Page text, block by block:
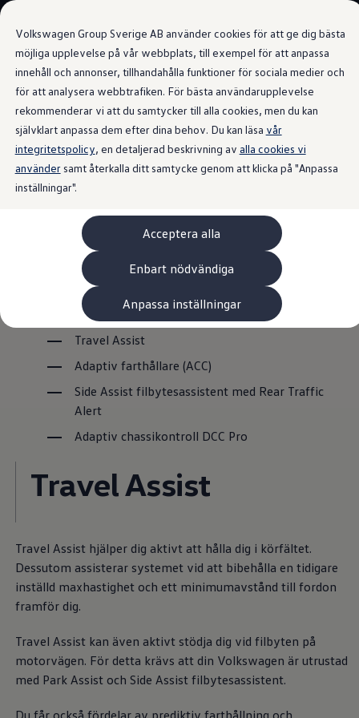
Volkswagen Group Sverige AB använder cookies för att ge dig bästa
möjliga upplevelse på vår webbplats, till exempel för att anpassa
innehåll och annonser, tillhandahålla funktioner för sociala medier och
för att analysera webbtrafiken. För bästa användarupplevelse
rekommenderar vi att du samtycker till alla cookies, men du kan
självklart anpassa dem efter dina behov. Du kan läsa vår
integritetspolicy, en detaljerad beskrivning av alla cookies vi
användersamt återkalla ditt samtycke genom att klicka på "Anpassa
inställningar".
Acceptera alla
Enbart nödvändiga
Anpassa inställningar
Gå till
huvudinnehåll
Gå till
sidfot
Bygg din bil
Nya bilar i lager
Golf Sportscombi
Pressen testar Golf Sportscombi
Lär dig om våra modellversioner
Boka provkörning
Äga
Service
Originalservice
Originalservice 4+
Skadereparation
ServiceCam
Service av elbilar
Tillbehör
Interiör- och exteriörskydd
Underhållning och elektronik
Laddbox och laddningskablar
Däck och fälg
Originaldelar
Bytesdelar
Classic Parts
Frågor och svar
Reseförsäkring
Varnings- och kontrollampor
Återkallelser
2G/3G-nätet stängs ned – hur påverkas min
Dieselfrågan
Mjukvaruuppdatering för förbränningsbilar
Hitta serviceverkstad
Information om myVolkswagen
Hjälp med appar och digitala tjänster
Navigation Map Update
Digital Instruktionsbok
Uppdateringar för elbilar
Förarassistanssytem
Överblick över
förarassistanssystem till
Tayron
Valbara förarassistanssystem tillgängliga för Tayron:
Travel Assist
Adaptiv farthållare (ACC)
Side Assist filbytesassistent med Rear Traffic
Alert
Adaptiv chassikontroll DCC Pro
Travel Assist
Travel Assist hjälper dig aktivt att hålla dig i körfältet.
Dessutom assisterar systemet vid att bibehålla en tidigare
inställd maxhastighet och ett minimumavstånd till fordon
framför dig.
Travel Assist kan även aktivt stödja dig vid filbyten på
motorvägen. För detta krävs att din Volkswagen är utrustad
med Park Assist och Side Assist filbytesassistent.
Du får också fördelar av prediktiv farthållning och